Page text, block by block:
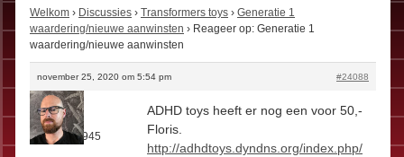
Welkom › Discussies › Transformers toys › Generatie 1
waardering/nieuwe aanwinsten › Reageer op: Generatie 1
waardering/nieuwe aanwinsten
november 25, 2020 om 5:54 pm #24088
Stefan
Rol:Fan
Berichten:945
ADHD toys heeft er nog een voor 50,-
Floris.
http://adhdtoys.dyndns.org/index.php/